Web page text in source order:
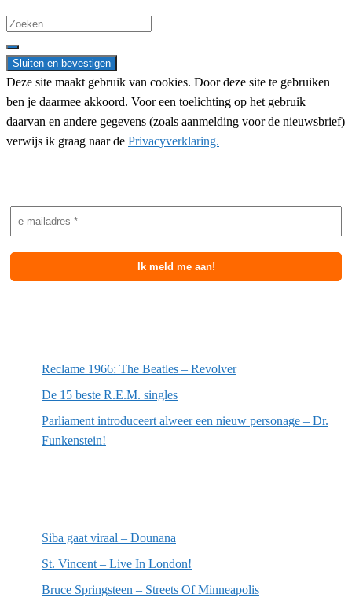
Search
for:
Deze site maakt gebruik van cookies. Door deze site te gebruiken
ben je daarmee akkoord. Voor een toelichting op het gebruik
daarvan en andere gegevens (zoals aanmelding voor de nieuwsbrief)
verwijs ik graag naar de Privacyverklaring.
Reclame 1966: The Beatles – Revolver
De 15 beste R.E.M. singles
Parliament introduceert alweer een nieuw personage – Dr.
Funkenstein!
Siba gaat viraal – Dounana
St. Vincent – Live In London!
Bruce Springsteen – Streets Of Minneapolis